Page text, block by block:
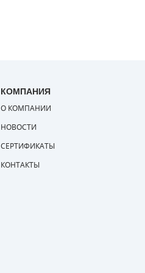
КОМПАНИЯ
О КОМПАНИИ
НОВОСТИ
СЕРТИФИКАТЫ
КОНТАКТЫ